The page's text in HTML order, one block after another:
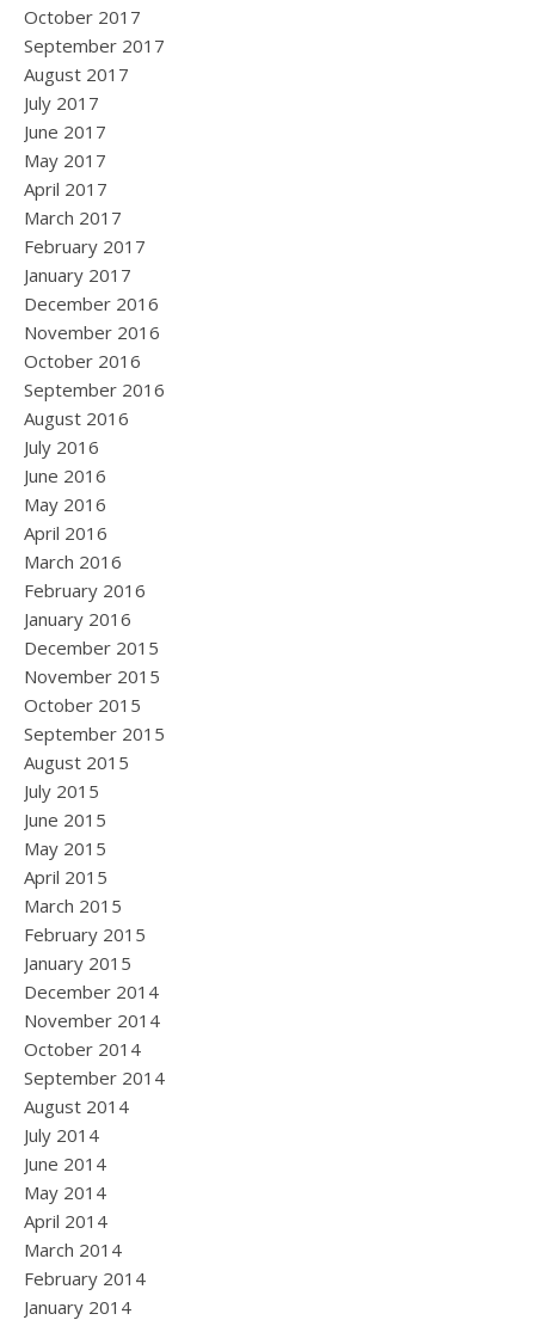
October 2017
September 2017
August 2017
July 2017
June 2017
May 2017
April 2017
March 2017
February 2017
January 2017
December 2016
November 2016
October 2016
September 2016
August 2016
July 2016
June 2016
May 2016
April 2016
March 2016
February 2016
January 2016
December 2015
November 2015
October 2015
September 2015
August 2015
July 2015
June 2015
May 2015
April 2015
March 2015
February 2015
January 2015
December 2014
November 2014
October 2014
September 2014
August 2014
July 2014
June 2014
May 2014
April 2014
March 2014
February 2014
January 2014